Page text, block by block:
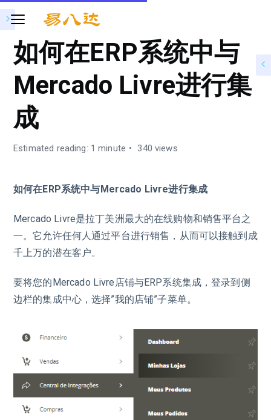
如何在ERP系统中与
Mercado Livre进行集
成
Estimated reading: 1 minute 340 views
如何在ERP系统中与Mercado Livre进行集成
Mercado Livre是拉丁美洲最大的在线购物和销售平台之
一。它允许任何人通过平台进行销售，从而可以接触到成
千上万的潜在客户。
要将您的Mercado Livre店铺与ERP系统集成，登录到侧
边栏的集成中心，选择”我的店铺”子菜单。